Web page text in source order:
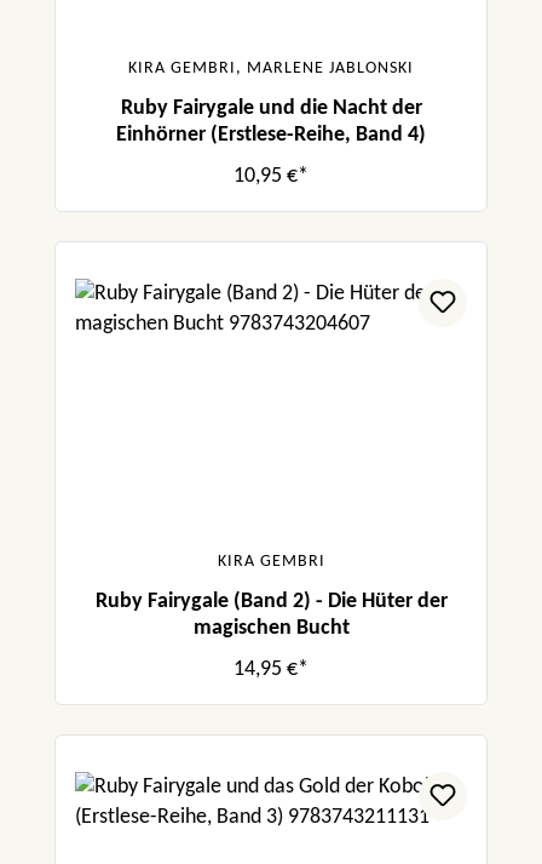
KIRA GEMBRI, MARLENE JABLONSKI
Ruby Fairygale und die Nacht der
Einhörner (Erstlese-Reihe, Band 4)
10,95 €*
KIRA GEMBRI
Ruby Fairygale (Band 2) - Die Hüter der
magischen Bucht
14,95 €*